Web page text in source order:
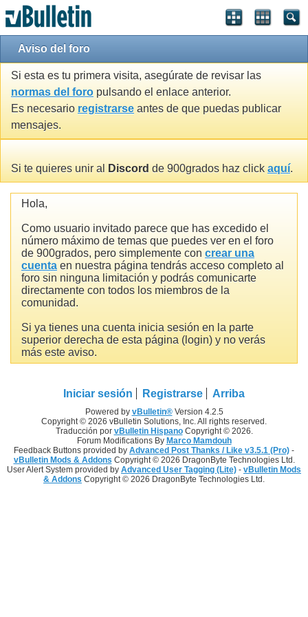
Aviso del foro
Si esta es tu primera visita, asegúrate de revisar las
normas del foro pulsando el enlace anterior.
Es necesario registrarse antes de que puedas publicar
mensajes.
Si te quieres unir al Discord de 900grados haz click aquí.
Hola,
Como usuario invitado parece que has excedido el
número máximo de temas que puedes ver en el foro
de 900grados, pero simplemente con crear una
cuenta en nuestra página tendrás acceso completo al
foro sin ninguna limitación y podrás comunicarte
directamente con todos los miembros de la
comunidad.
Si ya tienes una cuenta inicia sesión en la parte
superior derecha de esta página (login) y no verás
más este aviso.
Iniciar sesión Registrarse Arriba
Powered by vBulletin®Version 4.2.5
Copyright © 2026 vBulletin Solutions, Inc. All rights reserved.
Traducción por vBulletin HispanoCopyright © 2026.
Forum Modifications By Marco Mamdouh
Feedback Buttons provided by Advanced Post Thanks / Like v3.5.1 (Pro) -
vBulletin Mods & Addons Copyright © 2026 DragonByte Technologies Ltd.
User Alert System provided by Advanced User Tagging (Lite) - vBulletin Mods
& Addons Copyright © 2026 DragonByte Technologies Ltd.